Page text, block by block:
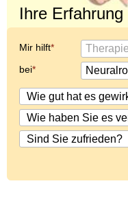
Ihre Erfahrung
Mir hilft
bei